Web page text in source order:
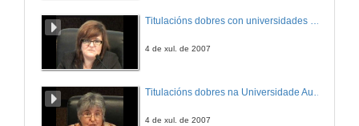
4 de xul. de 2007
Titulacións dobres na Universidade Autónoma de Barcelona
4 de xul. de 2007